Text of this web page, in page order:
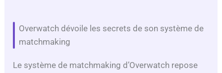
Overwatch dévoile les secrets de son système de
matchmaking
Le système de matchmaking d’Overwatch repose